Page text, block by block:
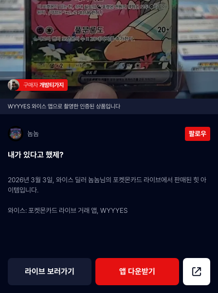
구매자 개밤티가지
WYYYES 와이스 앱으로 촬영한 인증된 상품입니다
놈놈 팔로우
내가 있다고 했제?
2026년 3월 3일, 와이스 딜러 놈놈님의 포켓몬카드 라이브에서 판매된 힛 아
이템입니다.
와이스: 포켓몬카드 라이브 거래 앱, WYYYES
라이브 보러가기 앱 다운받기